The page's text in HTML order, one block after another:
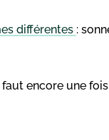
différentes :
encore une